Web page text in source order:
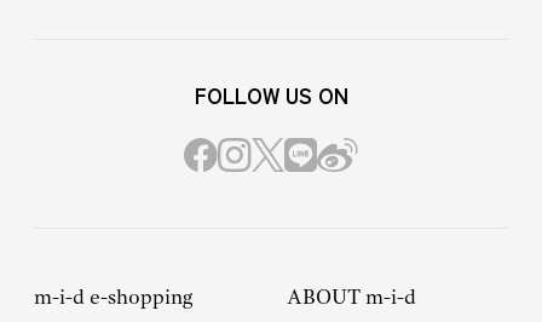
FOLLOW US ON
m-i-d e-shopping ABOUT m-i-d